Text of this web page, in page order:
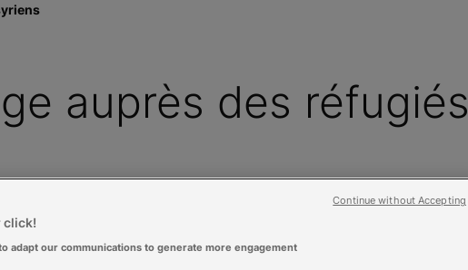
auprès des réfugiés
click!
adapt our communications to generate more engagement
Continue without Accepting